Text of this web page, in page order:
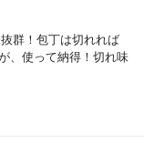
群！包丁は切れれば
、使って納得！切れ味